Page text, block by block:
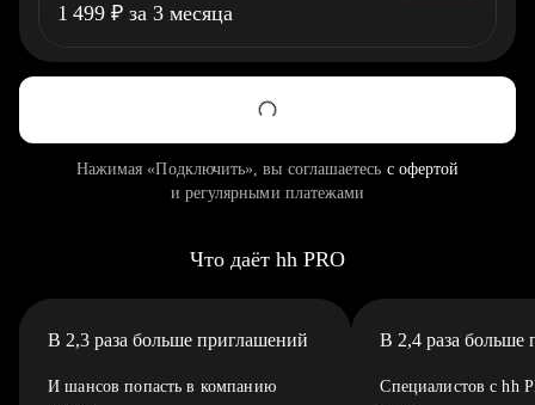
1 499 ₽ за 3 месяца
Нажимая «Подключить», вы соглашаетесь с офертой
и регулярными платежами
Что даёт hh PRO
В 2,3 раза больше приглашений
И шансов попасть в компанию
В 2,4 раза больше
Специалистов с hh